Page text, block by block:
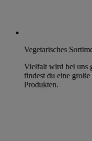
Vegetarisches
Vielfalt wird bei uns
findest du eine
Produkten.